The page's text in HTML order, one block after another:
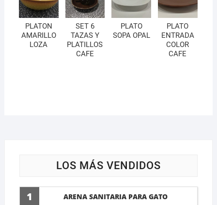
PLATON
AMARILLO
LOZA
SET 6
TAZAS Y
PLATILLOS
CAFE
PLATO
SOPA OPAL
PLATO
ENTRADA
COLOR
CAFE
LOS MÁS VENDIDOS
1 ARENA SANITARIA PARA GATO